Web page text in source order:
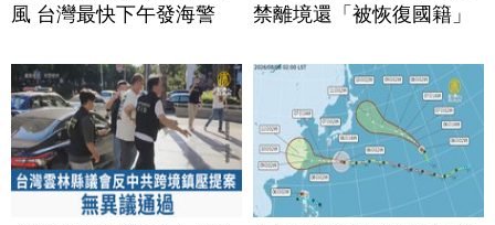
風 台灣最快下午發海警
禁離境還「被恢復國籍」